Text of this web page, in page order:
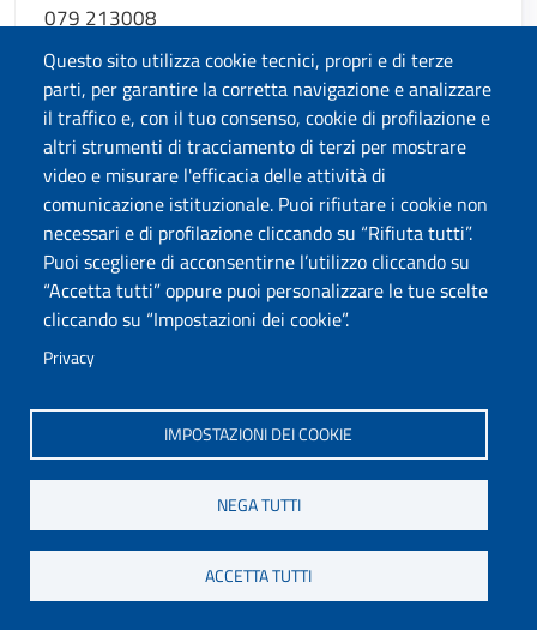
Questo sito utilizza cookie tecnici, propri e di terze
parti, per garantire la corretta navigazione e analizzare
il traffico e, con il tuo consenso, cookie di profilazione e
altri strumenti di tracciamento di terzi per mostrare
video e misurare l'efficacia delle attività di
comunicazione istituzionale. Puoi rifiutare i cookie non
necessari e di profilazione cliccando su “Rifiuta tutti”.
Puoi scegliere di acconsentirne l’utilizzo cliccando su
“Accetta tutti” oppure puoi personalizzare le tue scelte
cliccando su “Impostazioni dei cookie”.
Privacy
IMPOSTAZIONI DEI COOKIE
NEGA TUTTI
ACCETTA TUTTI
079 213008
scarta@uniss.it
Servizi amministrativi di struttura dipartimentale
del DiSea
FRANCISCO ROMAO CIDALIA ROSA
Personale Tecnico/Amministrativo
079213005
cromao@uniss.it
Servizi amministrativi di struttura dipartimentale
Personale Tecnico/Amministrativo